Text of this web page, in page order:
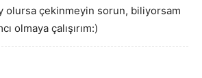
olursa çekinmeyin sorun, biliyorsam
olmaya çalışırım:)